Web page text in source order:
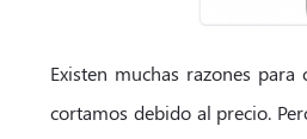
Existen muchas razones
cortamos debido al precio.